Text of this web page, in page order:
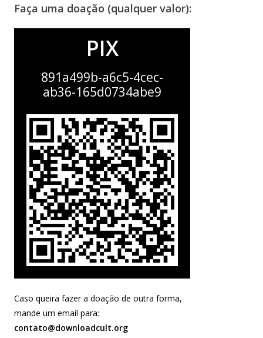
Faça uma doação (qualquer valor):
PIX
891a499b-a6c5-4cec-
ab36-165d0734abe9
Caso queira fazer a doação de outra forma,
mande um email para:
contato@downloadcult.org